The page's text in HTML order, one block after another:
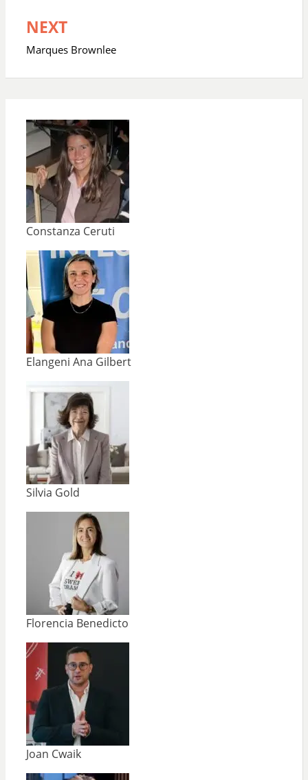
NEXT
Marques Brownlee
Constanza Ceruti
Elangeni Ana Gilbert
Silvia Gold
Florencia Benedicto
Joan Cwaik